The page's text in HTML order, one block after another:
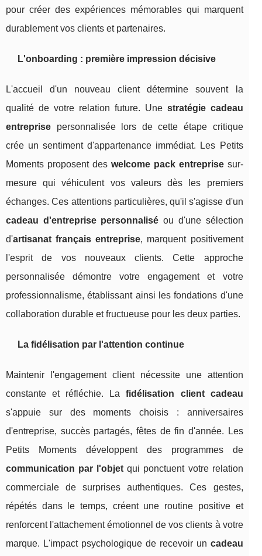
pour créer des expériences mémorables qui marquent
durablement vos clients et partenaires.
L'onboarding : première impression décisive
L'accueil d'un nouveau client détermine souvent la
qualité de votre relation future. Une stratégie cadeau
entreprise personnalisée lors de cette étape critique
crée un sentiment d'appartenance immédiat. Les Petits
Moments proposent des welcome pack entreprisesur-
mesure qui véhiculent vos valeurs dès les premiers
échanges. Ces attentions particulières, qu'il s'agisse d'un
cadeau d'entreprise personnalisé ou d'une sélection
d'artisanat français entreprise, marquent positivement
l'esprit de vos nouveaux clients. Cette approche
personnalisée démontre votre engagement et votre
professionnalisme, établissant ainsi les fondations d'une
collaboration durable et fructueuse pour les deux parties.
La fidélisation par l'attention continue
Maintenir l'engagement client nécessite une attention
constante et réfléchie. Lafidélisation client cadeau
s'appuie sur des moments choisis : anniversaires
d'entreprise, succès partagés, fêtes de fin d'année. Les
Petits Moments développent des programmes de
communication par l'objet qui ponctuent votre relation
commerciale de surprises authentiques. Ces gestes,
répétés dans le temps, créent une routine positive et
renforcent l'attachement émotionnel de vos clients à votre
marque. L'impact psychologique de recevoir un cadeau